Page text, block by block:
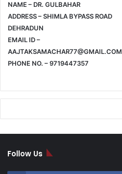
NAME – DR. GULBAHAR
ADDRESS – SHIMLA BYPASS ROAD
DEHRADUN
EMAIL ID –
AAJTAKSAMACHAR77@GMAIL.COM
PHONE NO. – 9719447357
Follow Us